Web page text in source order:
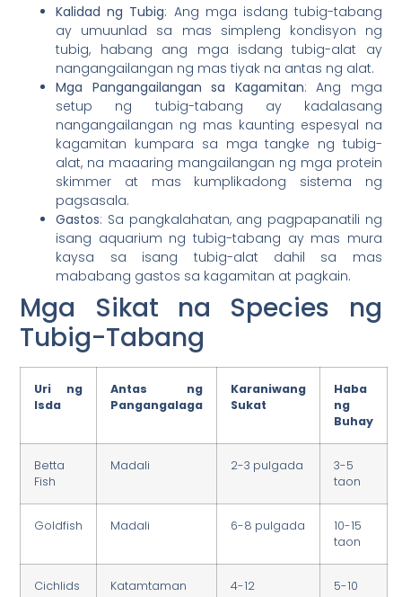
Kalidad ng Tubig: Ang mga isdang tubig-tabang
ay umuunlad sa mas simpleng kondisyon ng
tubig, habang ang mga isdang tubig-alat ay
nangangailangan ng mas tiyak na antas ng alat.
Mga Pangangailangan sa Kagamitan: Ang mga
setup ng tubig-tabang ay kadalasang
nangangailangan ng mas kaunting espesyal na
kagamitan kumpara sa mga tangke ng tubig-
alat, na maaaring mangailangan ng mga protein
skimmer at mas kumplikadong sistema ng
pagsasala.
Gastos: Sa pangkalahatan, ang pagpapanatili ng
isang aquarium ng tubig-tabang ay mas mura
kaysa sa isang tubig-alat dahil sa mas
mababang gastos sa kagamitan at pagkain.
Mga Sikat na Species ng
Tubig-Tabang
Uri ng
Isda
Antas ng
Pangangalaga
Karaniwang
Sukat
Haba
ng
Buhay
Betta
Fish
Madali 2-3 pulgada
3-5
taon
Goldfish Madali 6-8 pulgada
10-15
taon
Cichlids Katamtaman
4-12
5-10